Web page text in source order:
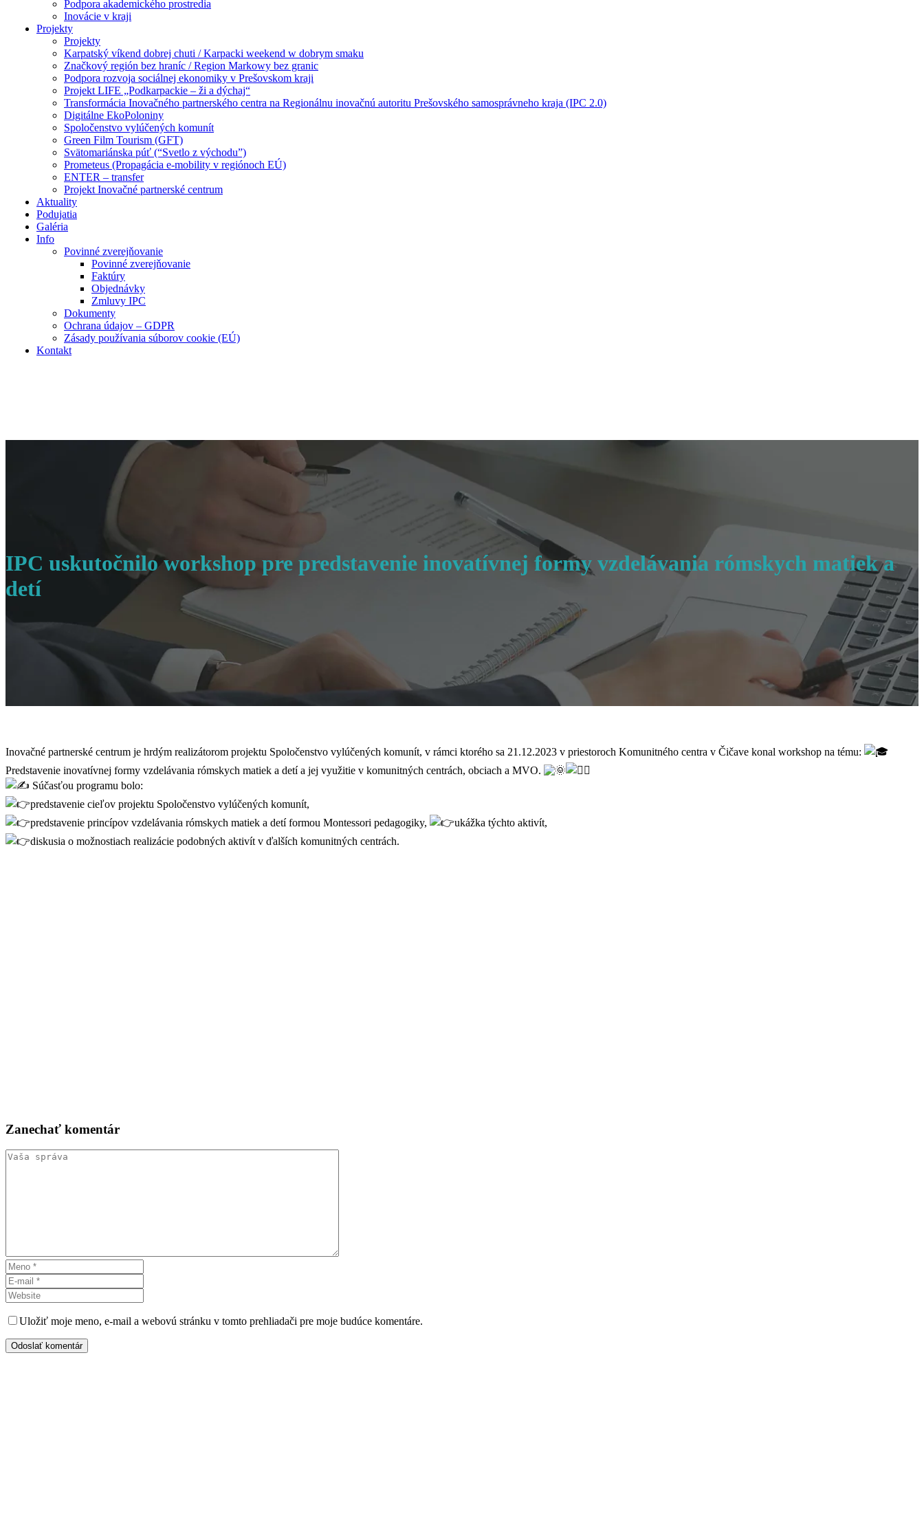
Podpora akademického prostredia
Inovácie v kraji
Projekty
Projekty
Karpatský víkend dobrej chuti / Karpacki weekend w dobrym smaku
Značkový región bez hraníc / Region Markowy bez granic
Podpora rozvoja sociálnej ekonomiky v Prešovskom kraji
Projekt LIFE „Podkarpackie – ži a dýchaj“
Transformácia Inovačného partnerského centra na Regionálnu inovačnú autoritu Prešovského samosprávneho kraja (IPC 2.0)
Digitálne EkoPoloniny
Spoločenstvo vylúčených komunít
Green Film Tourism (GFT)
Svätomariánska púť (“Svetlo z východu”)
Prometeus (Propagácia e-mobility v regiónoch EÚ)
ENTER – transfer
Projekt Inovačné partnerské centrum
Aktuality
Podujatia
Galéria
Info
Povinné zverejňovanie
Povinné zverejňovanie
Faktúry
Objednávky
Zmluvy IPC
Dokumenty
Ochrana údajov – GDPR
Zásady používania súborov cookie (EÚ)
Kontakt
IPC uskutočnilo workshop pre predstavenie inovatívnej formy vzdelávania rómskych matiek a
detí
Inovačné partnerské centrum je hrdým realizátorom projektu Spoločenstvo vylúčených komunít, v rámci ktorého sa 21.12.2023 v priestoroch Komunitného centra v Čičave konal workshop na tému:
Predstavenie inovatívnej formy vzdelávania rómskych matiek a detí a jej využitie v komunitných centrách, obciach a MVO.
Súčasťou programu bolo:
predstavenie cieľov projektu Spoločenstvo vylúčených komunít,
predstavenie princípov vzdelávania rómskych matiek a detí formou Montessori pedagogiky,
ukážka týchto aktivít,
diskusia o možnostiach realizácie podobných aktivít v ďalších komunitných centrách.
Zanechať komentár
Uložiť moje meno, e-mail a webovú stránku v tomto prehliadači pre moje budúce komentáre.
Odoslať komentár